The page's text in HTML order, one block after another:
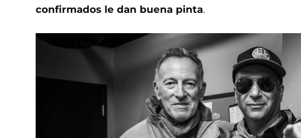
confirmados le dan buena pinta.